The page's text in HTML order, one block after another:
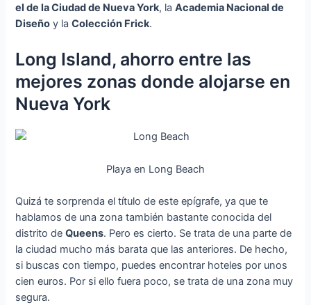
el de la Ciudad de Nueva York, laAcademia Nacional de
Diseño y laColección Frick.
Long Island, ahorro entre las
mejores zonas donde alojarse en
Nueva York
Playa en Long Beach
Quizá te sorprenda el título de este epígrafe, ya que te
hablamos de una zona también bastante conocida del
distrito deQueens. Pero es cierto. Se trata de una parte de
la ciudad mucho más barata que las anteriores. De hecho,
si buscas con tiempo, puedes encontrar hoteles por unos
cien euros. Por si ello fuera poco, se trata de una zona muy
segura.